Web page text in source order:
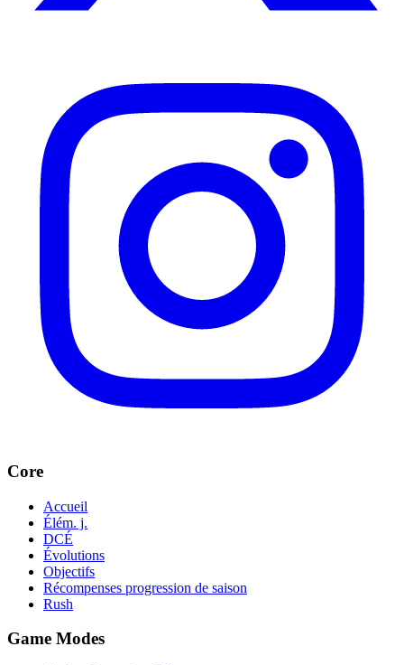
Core
Accueil
Élém. j.
DCÉ
Évolutions
Objectifs
Récompenses progression de saison
Rush
Game Modes